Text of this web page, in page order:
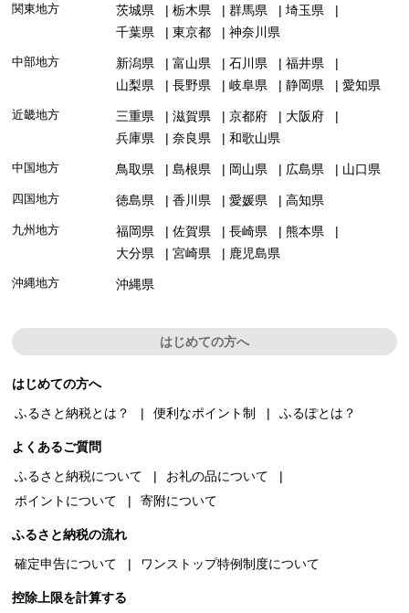
関東地方 茨城県 栃木県 群馬県
埼玉県
千葉県
東京都 神奈川県
中部地方 新潟県 富山県 石川県
福井県
山梨県
長野県 岐阜県 静岡県 愛知県
近畿地方 三重県 滋賀県 京都府
大阪府
兵庫県
奈良県 和歌山県
中国地方 鳥取県 島根県 岡山県 広島県 山口県
四国地方 徳島県 香川県 愛媛県 高知県
九州地方 福岡県 佐賀県 長崎県
熊本県
大分県
宮崎県 鹿児島県
沖縄地方 沖縄県
はじめての方へ
はじめての方へ
ふるさと納税とは？
便利なポイント制 ふるぽとは？
よくあるご質問
ふるさと納税について
お礼の品について
ポイントについて
寄附について
ふるさと納税の流れ
確定申告について
ワンストップ特例制度について
控除上限を計算する